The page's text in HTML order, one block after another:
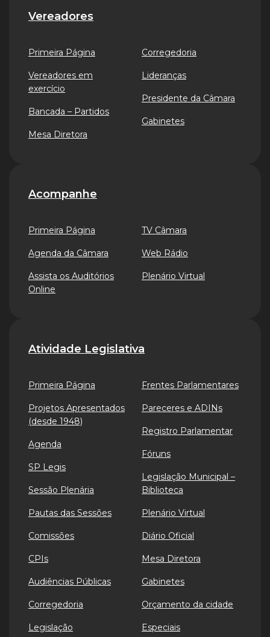
Vereadores
Primeira Página
Vereadores em
exercício
Bancada – Partidos
Mesa Diretora
Corregedoria
Lideranças
Presidente da Câmara
Gabinetes
Acompanhe
Primeira Página
Agenda da Câmara
Assista os Auditórios
Online
TV Câmara
Web Rádio
Plenário Virtual
Atividade Legislativa
Primeira Página
Projetos Apresentados
(desde 1948)
Agenda
SP Legis
Sessão Plenária
Pautas das Sessões
Comissões
CPIs
Audiências Públicas
Corregedoria
Legislação
Frentes Parlamentares
Pareceres e ADINs
Registro Parlamentar
Fóruns
Legislação Municipal –
Biblioteca
Plenário Virtual
Diário Oficial
Mesa Diretora
Gabinetes
Orçamento da cidade
Especiais